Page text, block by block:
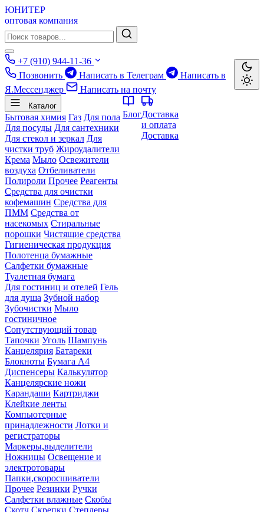
ЮНИТЕР
оптовая компания
+7 (910) 944-11-36
Позвонить
Написать в Телеграм
Написать в
Я.Мессенджер
Написать на почту
Каталог
Бытовая химия Газ Для пола
Для посуды Для сантехники
Для стекол и зеркал Для
чистки труб Жироудалители
Крема Мыло Освежители
воздуха Отбеливатели
Полироли Прочее Реагенты
Средства для очистки
кофемашин Средства для
ПММ Средства от
насекомых Стиральные
порошки Чистящие средства
Гигиеническая продукция
Полотенца бумажные
Салфетки бумажные
Туалетная бумага
Для гостиниц и отелей Гель
для душа Зубной набор
Зубочистки Мыло
гостиничное
Сопутствующий товар
Тапочки Уголь Шампунь
Канцелярия Батареки
Блокноты Бумага А4
Диспенсеры Калькулятор
Канцелярские ножи
Карандаши Картриджи
Клейкие ленты
Компьютерные
принадлежности Лотки и
регистраторы
Маркеры,выделители
Ножницы Освещение и
электротовары
Папки,скоросшиватели
Прочее Резинки Ручки
Салфетки влажные Скобы
Скотч Скрепки Степлеры
БлогДоставка
и оплата
Доставка